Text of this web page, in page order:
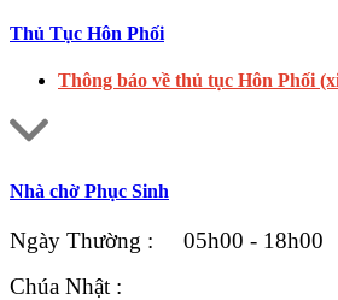
Thủ Tục Hôn Phối
Thông báo về thủ tục Hôn Phối
Nhà chờ Phục Sinh
Ngày Thường : 05h00 - 18h00
Chúa Nhật :